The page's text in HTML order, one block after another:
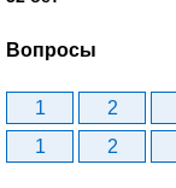
Вопросы
1 2
1
2